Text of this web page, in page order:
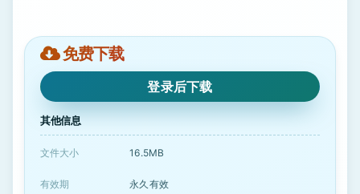
免费下载
登录后下载
其他信息
文件大小 16.5MB
有效期 永久有效